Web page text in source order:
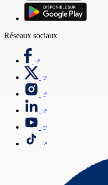
Réseaux sociaux